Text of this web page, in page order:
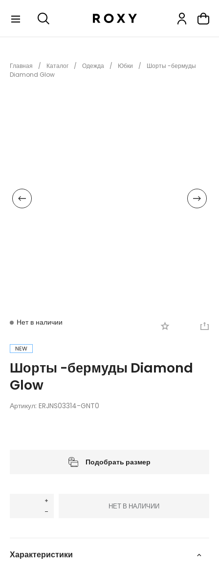
НОВИНКИ
АКСЕССУАРЫ
Главная Каталог Одежда Юбки
Шорты -бермуды
Diamond Glow
Нет в наличии
NEW
Шорты -бермуды Diamond
Glow
Артикул: ERJNS03314-GNT0
Подобрать размер
НЕТ В НАЛИЧИИ
Характеристики